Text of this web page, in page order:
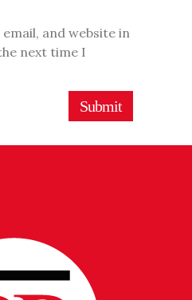
email, and website in
next time I